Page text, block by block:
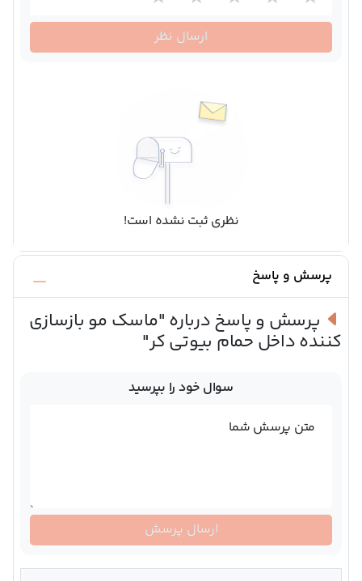
ارسال نظر
نظری ثبت نشده است!
پرسش و پاسخ
پرسش و پاسخ درباره "ماسک مو بازسازی
کننده داخل حمام بیوتی کر"
سوال خود را بپرسید
متن پرسش شما
ارسال پرسش